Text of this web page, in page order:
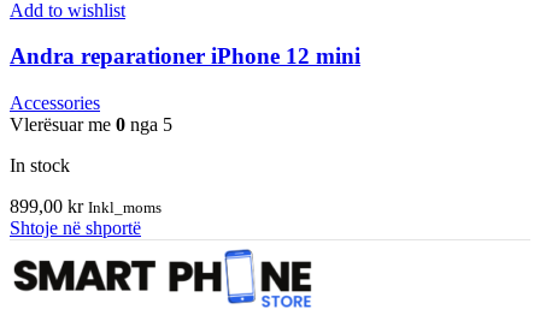
Add to wishlist
Andra reparationer iPhone 12 mini
Accessories
Vlerësuar me 0 nga 5
In stock
899,00 kr Inkl_moms
Shtoje në shportë